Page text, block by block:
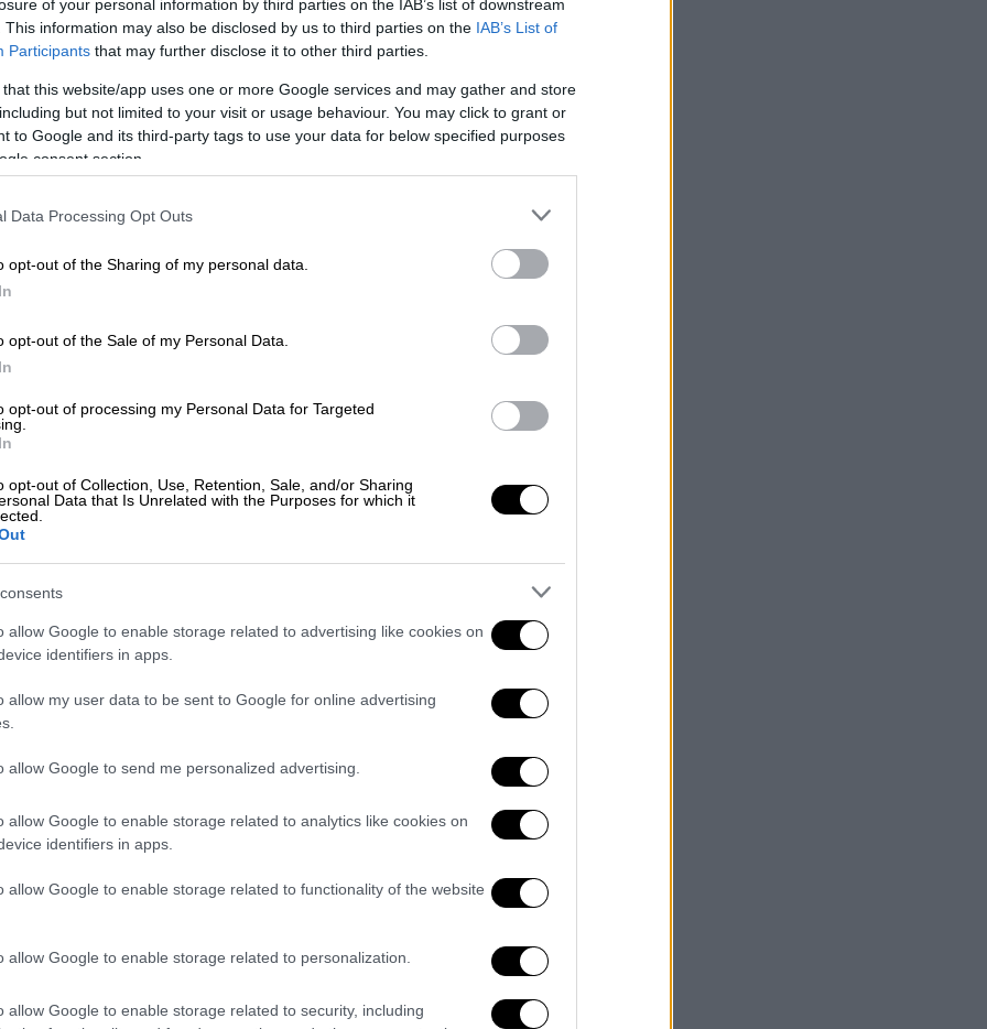
of your personal information by third parties on the IAB’s list of downstream
This information may also be disclosed by us to third parties on the IAB’s List of
Participants that may further disclose it to other third parties.
that this website/app uses one or more Google services and may gather and store
but not limited to your visit or usage behaviour. You may click to grant or
to Google and its third-party tags to use your data for below specified purposes
consent section.
Data Processing Opt Outs
opt-out of the Sharing of my personal data.
opt-out of the Sale of my Personal Data.
opt-out of processing my Personal Data for Targeted
opt-out of Collection, Use, Retention, Sale, and/or Sharing
Data that Is Unrelated with the Purposes for which it
allow Google to enable storage related to advertising like cookies on
identifiers in apps.
allow my user data to be sent to Google for online advertising
allow Google to send me personalized advertising.
allow Google to enable storage related to analytics like cookies on
identifiers in apps.
allow Google to enable storage related to functionality of the website
allow Google to enable storage related to personalization.
allow Google to enable storage related to security, including
στο χώρο της
τη ζωή τους και ακόμη δύο να
φαίνεται πως είναι
πανεπιστημίου της Βιρτζίνια, στις
εντολή σε όσους βρίσκονταν στην
στο σημείο όπου ήταν, έπειτα
Κάλμπρεθ.
at UVA:
14, 2022
καθώς οι Αρχές αναζητούν τον
δράστη ως τον
στη δημοσιότητα, φορά ένα μπορντό
ενδέχεται να οδηγεί ένα μαύρο SUV.
από την βομβιστική επίθεση -